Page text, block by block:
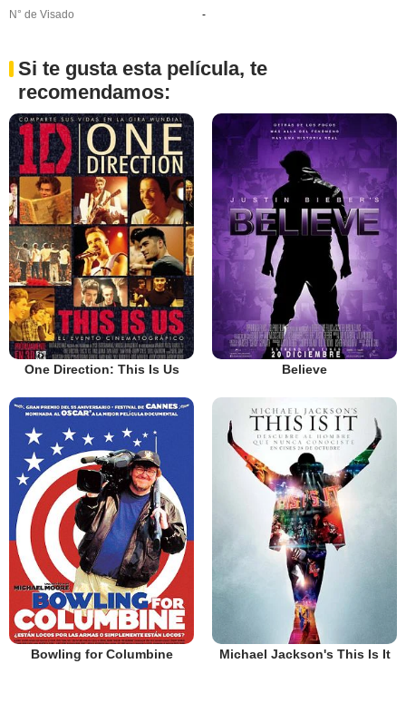
N° de Visado
-
Si te gusta esta película, te
recomendamos:
One Direction: This Is Us Believe
Bowling for Columbine Michael Jackson's This Is It